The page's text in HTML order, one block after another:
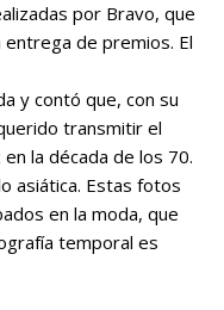
por Bravo, que
de premios. El
y contó que, con su
transmitir el
la década de los 70.
asiática. Estas fotos
en la moda, que
temporal es